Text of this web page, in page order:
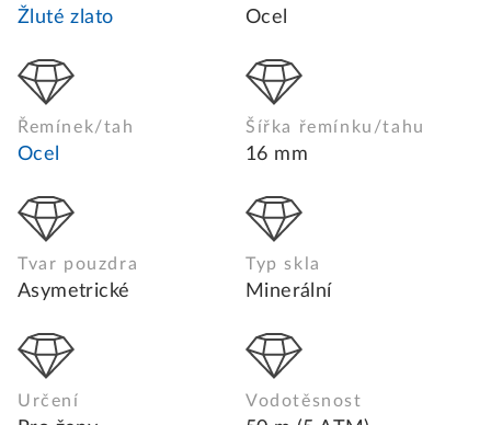
Žluté zlato Ocel
Řemínek/tah
Ocel
Šířka řemínku/tahu
16 mm
Tvar pouzdra
Asymetrické
Typ skla
Minerální
Určení Vodotěsnost